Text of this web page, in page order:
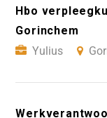
Hbo
Gorinchem
Yulius